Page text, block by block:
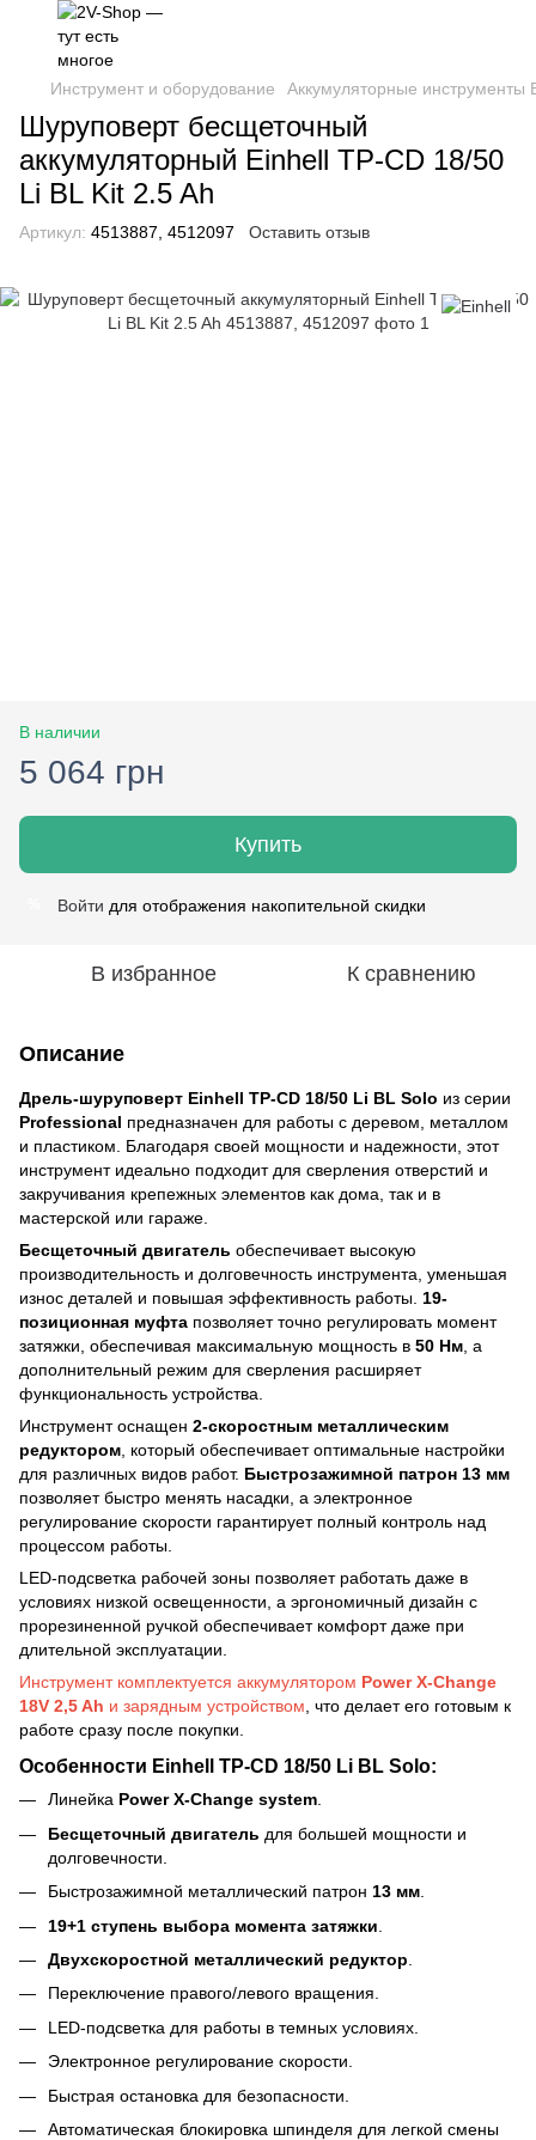
Инструмент и оборудование Аккумуляторные инструменты
Шуруповерт бесщеточный
аккумуляторный Einhell TP-CD 18/50
Li BL Kit 2.5 Ah
Артикул: 4513887, 4512097 Оставить отзыв
В наличии
5 064 грн
Купить
Войти для отображения накопительной скидки
В избранное К сравнению
Описание
Дрель-шуруповерт Einhell TP-CD 18/50 Li BL Solo из серии
Professional предназначен для работы с деревом, металлом
и пластиком. Благодаря своей мощности и надежности, этот
инструмент идеально подходит для сверления отверстий и
закручивания крепежных элементов как дома, так и в
мастерской или гараже.
Бесщеточный двигатель обеспечивает высокую
производительность и долговечность инструмента, уменьшая
износ деталей и повышая эффективность работы. 19-
позиционная муфта позволяет точно регулировать момент
затяжки, обеспечивая максимальную мощность в 50 Нм , а
дополнительный режим для сверления расширяет
функциональность устройства.
Инструмент оснащен 2-скоростным металлическим
редуктором , который обеспечивает оптимальные настройки
для различных видов работ. Быстрозажимной патрон 13 мм
позволяет быстро менять насадки, а электронное
регулирование скорости гарантирует полный контроль над
процессом работы.
LED-подсветка рабочей зоны позволяет работать даже в
условиях низкой освещенности, а эргономичный дизайн с
прорезиненной ручкой обеспечивает комфорт даже при
длительной эксплуатации.
Инструмент комплектуется аккумулятором Power X-Change
18V 2,5 Ah и зарядным устройством , что делает его готовым к
работе сразу после покупки.
Особенности Einhell TP-CD 18/50 Li BL Solo:
Линейка Power X-Change system.
Бесщеточный двигатель для большей мощности и
долговечности.
Быстрозажимной металлический патрон 13 мм
19+1 ступень выбора момента затяжки
Двухскоростной металлический редуктор
Переключение правого/левого вращения.
LED-подсветка для работы в темных условиях.
Электронное регулирование скорости.
Быстрая остановка для безопасности.
Автоматическая блокировка шпинделя для легкой смены